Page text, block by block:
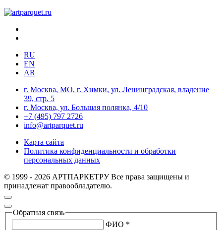
RU
EN
AR
г. Москва, МО, г. Химки, ул. Ленинградская, владение
39, стр. 5
г. Москва, ул. Большая полянка, 4/10
+7 (495) 797 2726
info@artparquet.ru
Карта сайта
Политика конфиденциальности и обработки
персональных данных
© 1999 - 2026 АРТПАРКЕТРУ Все права защищены и
принадлежат правообладателю.
Обратная связь
ФИО *